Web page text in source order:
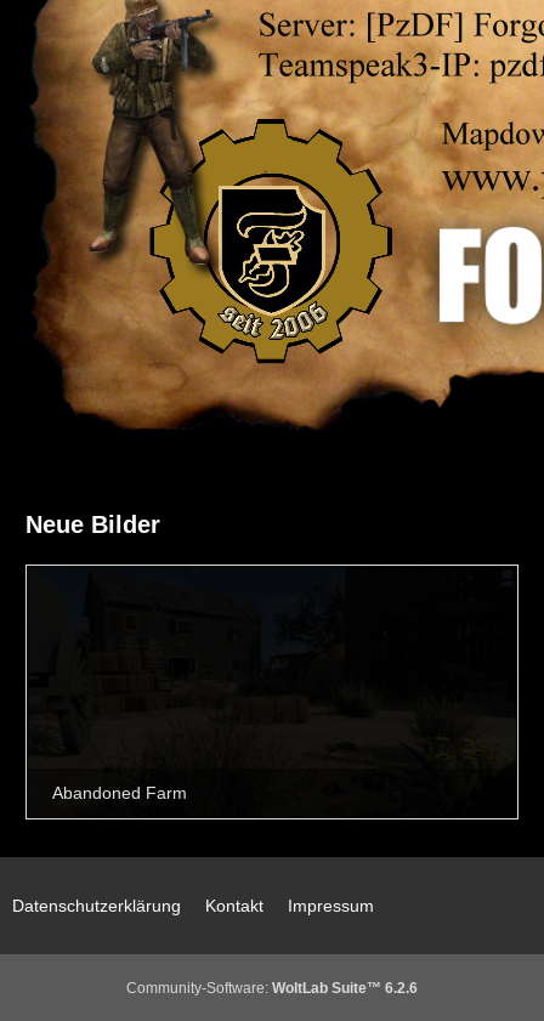
Neue Bilder
Datenschutzerklärung Kontakt Impressum
Community-Software: WoltLab Suite™ 6.2.6